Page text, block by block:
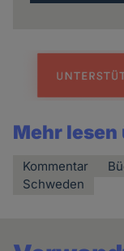
Mehr lesen
Kommentar
Schweden